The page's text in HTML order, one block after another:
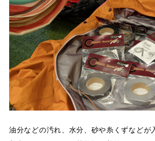
油分などの汚れ、水分、砂や糸くずなどが